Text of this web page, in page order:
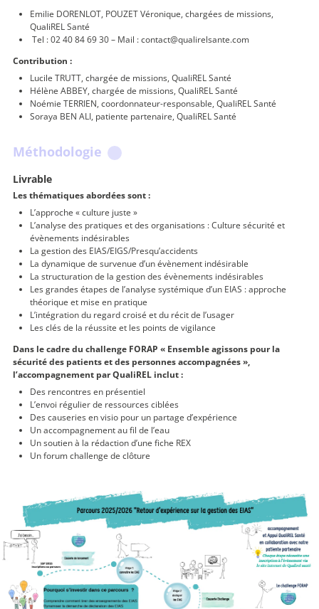
Emilie DORENLOT, POUZET Véronique, chargées de missions,
QualiREL Santé
Tel : 02 40 84 69 30 – Mail : contact@qualirelsante.com
Contribution :
Lucile TRUTT, chargée de missions, QualiREL Santé
Hélène ABBEY, chargée de missions, QualiREL Santé
Noémie TERRIEN, coordonnateur-responsable, QualiREL Santé
Soraya BEN ALI, patiente partenaire, QualiREL Santé
Méthodologie
Livrable
Les thématiques abordées sont :
L’approche « culture juste »
L’analyse des pratiques et des organisations : Culture sécurité et
évènements indésirables
La gestion des EIAS/EIGS/Presqu’accidents
La dynamique de survenue d’un évènement indésirable
La structuration de la gestion des évènements indésirables
Les grandes étapes de l’analyse systémique d’un EIAS : approche
théorique et mise en pratique
L’intégration du regard croisé et du récit de l’usager
Les clés de la réussite et les points de vigilance
Dans le cadre du challenge FORAP « Ensemble agissons pour la
sécurité des patients et des personnes accompagnées »,
l’accompagnement par QualiREL inclut :
Des rencontres en présentiel
L’envoi régulier de ressources ciblées
Des causeries en visio pour un partage d’expérience
Un accompagnement au fil de l’eau
Un soutien à la rédaction d’une fiche REX
Un forum challenge de clôture